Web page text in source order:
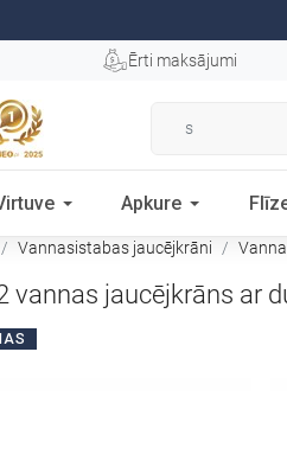
Ērti maksājumi
Apkure
Vannasistabas jaucējkrāni
vannas jaucējkrāns ar